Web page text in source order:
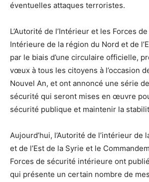
éventuelles attaques terroristes.
L’Autorité de l’Intérieur et les Forces
Intérieure de la région du Nord et de
par le biais d’une circulaire officielle,
vœux à tous les citoyens à l’occasion
Nouvel An, et ont annoncé une série
sécurité qui seront mises en œuvre
sécurité publique et maintenir la
Aujourd’hui, l’Autorité de l’intérieur de
et de l’Est de la Syrie et le
Forces de sécurité intérieure ont
qui présente un certain nombre de